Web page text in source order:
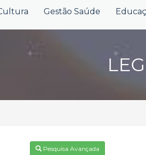
Gestão Saúde
Pesquisa Avançada